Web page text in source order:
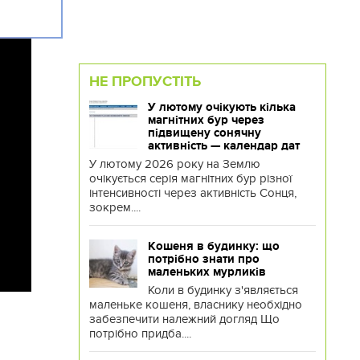
НЕ ПРОПУСТІТЬ
У лютому очікують кілька
магнітних бур через
підвищену сонячну
активність — календар дат
У лютому 2026 року на Землю
очікується серія магнітних бур різної
інтенсивності через активність Сонця,
зокрем....
Кошеня в будинку: що
потрібно знати про
маленьких мурликів
Коли в будинку з'являється
маленьке кошеня, власнику необхідно
забезпечити належний догляд Що
потрібно придба....